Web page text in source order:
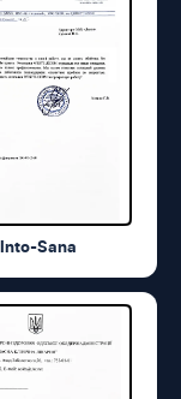
Into-Sana